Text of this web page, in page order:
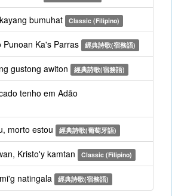
bumuhat Classic (Filipino)
Ka's Parras 經典詩歌(宿務語)
gustong awiton 經典詩歌(宿務語)
tenho em Adão
morto estou 經典詩歌(葡萄牙語)
Kristo'y kamtan Classic (Filipino)
natingala 經典詩歌(宿務語)